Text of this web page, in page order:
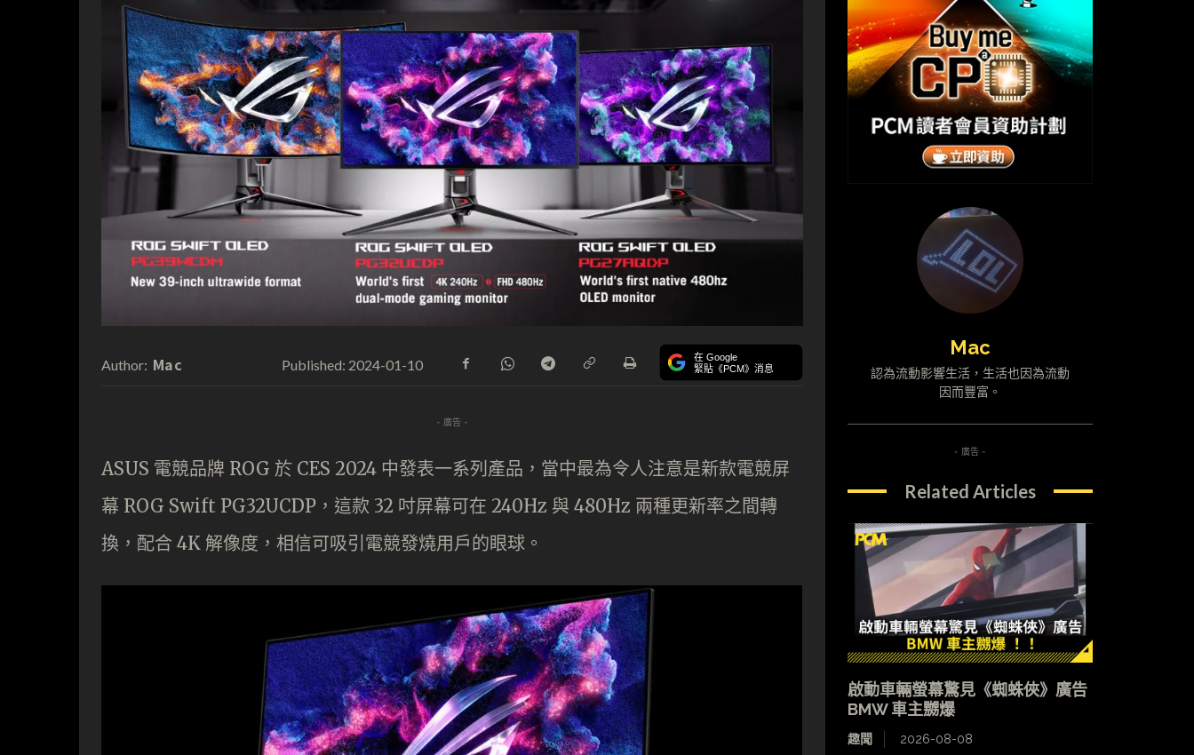
Author: Mac Published: 2024-01-10 在 Google
緊貼《PCM》消息
- 廣告 -
ASUS 電競品牌 ROG 於 CES 2024 中發表一系列產品，當中最為令人注意是新款電競屏
幕 ROG Swift PG32UCDP，這款 32 吋屏幕可在 240Hz 與 480Hz 兩種更新率之間轉
換，配合 4K 解像度，相信可吸引電競發燒用戶的眼球。
Mac
認為流動影響生活，生活也因為流動
因而豐富。
- 廣告 -
Related Articles
啟動車輛螢幕驚見《蜘蛛俠》廣告
BMW 車主嬲爆
趣聞 2026-08-08